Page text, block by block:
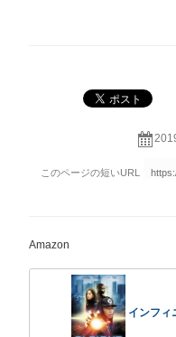
Amazon
インフィ